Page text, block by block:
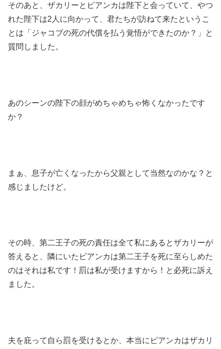
そのあと、ザカリーとビアンカは陛下と会っていて、やつ
れた陛下は2人に向かって、君たちが訪ねて来たというこ
とは「ジャコブの死の代償を払う覚悟ができたのか？」と
質問しました。
あのシーンの陛下の顔がめちゃめちゃ怖くなかったです
か？
まぁ、息子が亡くなったから父親として当然なのかな？と
感じましたけど。
その時、第二王子の死の責任は全て私にあるとザカリーが
答えると、隣にいたビアンカは第二王子を死に至らしめた
のはそれは私です！罰は私が受けますから！と必死に訴え
ました。
夫を庇って自ら罰を受けるとか、本当にビアンカはザカリ